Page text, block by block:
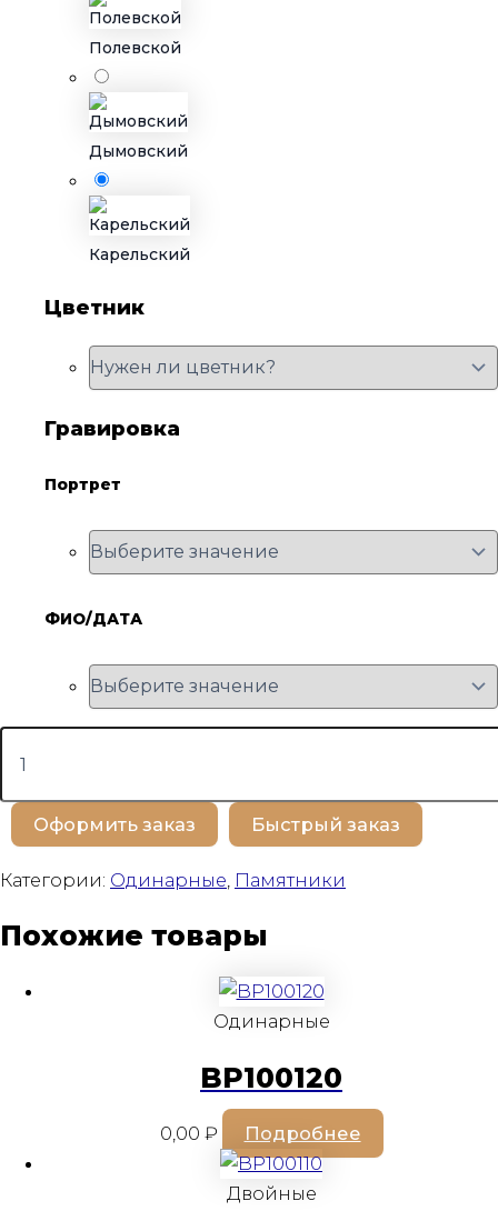
Карельский
Дымовский
Полевской
Цветник
Гравировка
Портрет
ФИО/ДАТА
Количество
товара
Оформить заказ Быстрый заказ
Категории: Одинарные Памятники
Похожие товары
Одинарные
BP100120
0,00 ₽ Подробнее
Двойные